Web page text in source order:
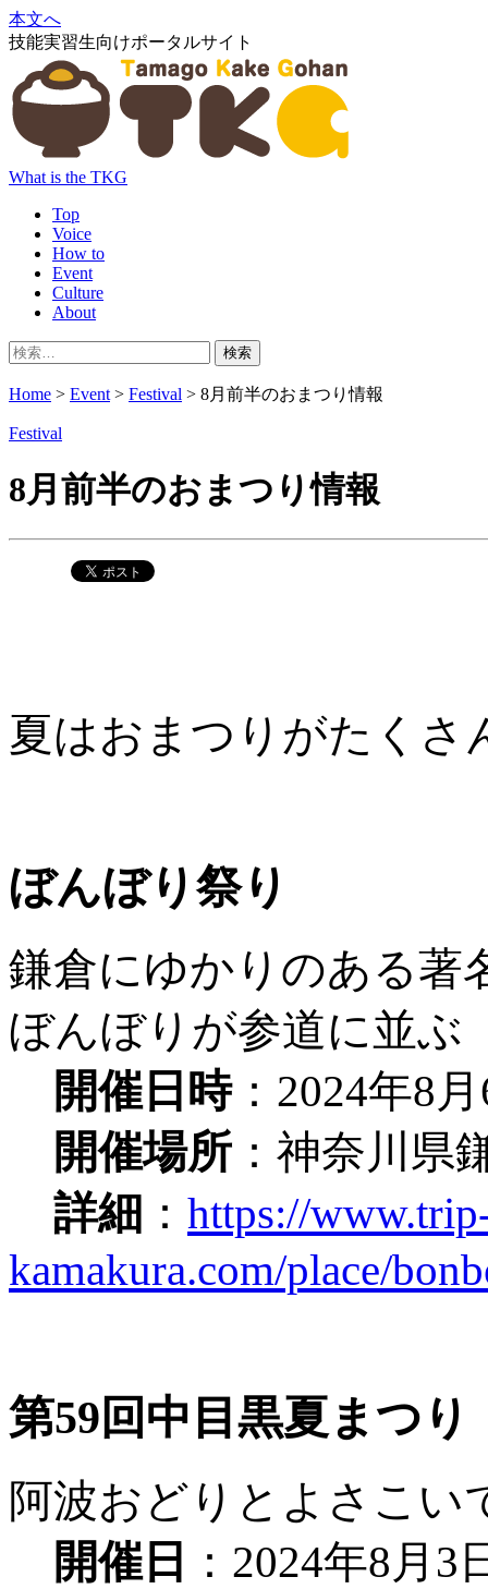
本文へ
技能実習生向けポータルサイト
What is the TKG
Top
Voice
How to
Event
Culture
About
検
Home > Event > Festival > 8月前半のおまつり情報
Festival
8月前半のおまつり情報
夏はおまつりがたくさ
ぼんぼり祭り
鎌倉にゆかりのある著
ぼんぼりが参道に並ぶ
開催日時：2024年8
開催場所 ：神奈川県
詳細 ： https://
kamakura.com/place/
第59回中目黒夏まつり
阿波おどりとよさこい
開催日
：2024年8月